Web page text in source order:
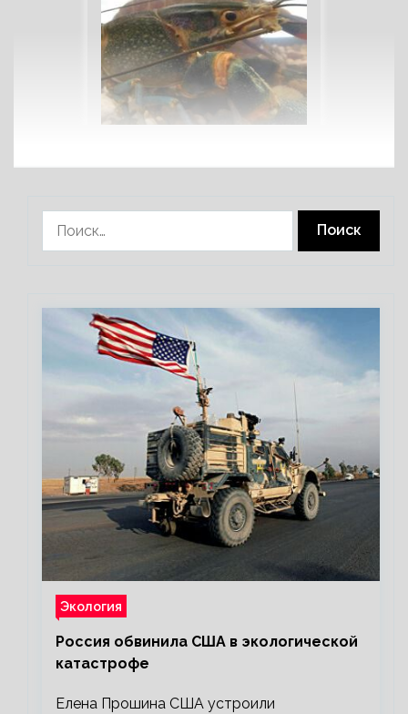
Экология
Россия обвинила США в экологической
катастрофе
Елена Прошина США устроили